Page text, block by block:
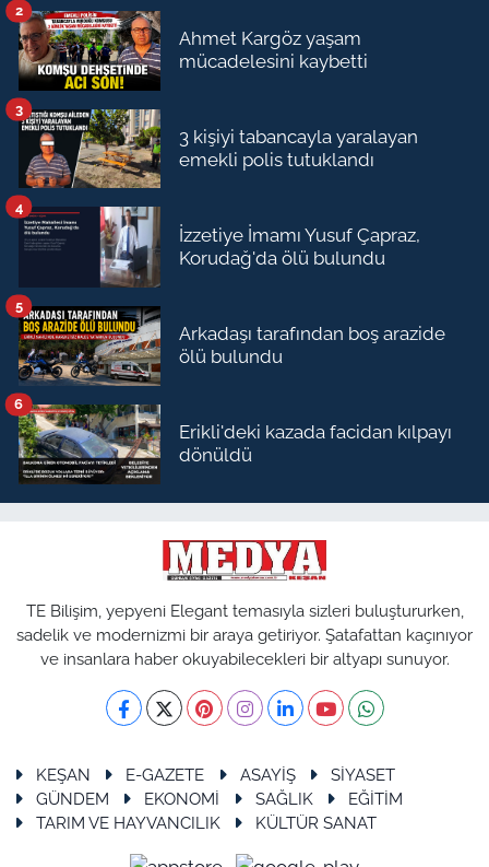
Ahmet Kargöz yaşam
mücadelesini kaybetti
2
3 kişiyi tabancayla yaralayan
emekli polis tutuklandı
3
İzzetiye İmamı Yusuf Çapraz,
Korudağ'da ölü bulundu
4
Arkadaşı tarafından boş arazide
ölü bulundu
5
Erikli'deki kazada facidan kılpayı
dönüldü
6
TE Bilişim, yepyeni Elegant temasıyla sizleri buluştururken,
sadelik ve modernizmi bir araya getiriyor. Şatafattan kaçınıyor
ve insanlara haber okuyabilecekleri bir altyapı sunuyor.
KEŞAN E-GAZETE ASAYİŞ
SİYASET
GÜNDEM
EKONOMİ SAĞLIK
EĞİTİM
TARIM VE HAYVANCILIK
KÜLTÜR SANAT